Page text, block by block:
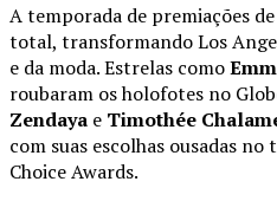
A temporada de premiações
total, transformando Los
e da moda. Estrelas como
roubaram os holofotes no
Zendaya e Timothée
com suas escolhas ousadas
Choice Awards.